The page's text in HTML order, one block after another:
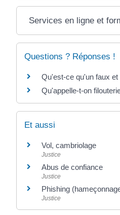
Services en ligne et
Questions ? Réponses !
Qu'est-ce qu'un faux
Qu'appelle-t-on
Et aussi
Vol, cambriolage
Justice
Abus de confiance
Justice
Phishing
Justice